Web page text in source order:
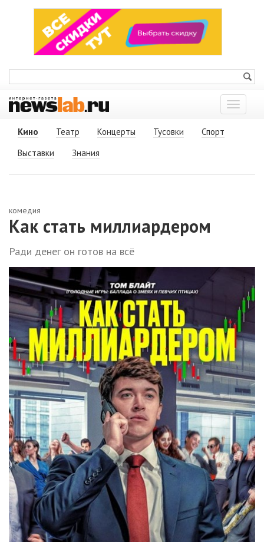
Показать
меню
Кино
Театр Концерты Тусовки
Спорт
Выставки
Знания
комедия
Как стать миллиардером
Ради денег он готов на всё